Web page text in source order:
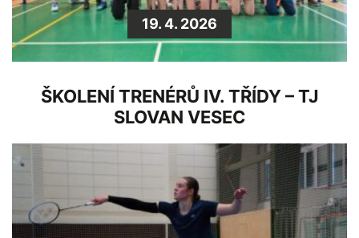
19. 4. 2026
ŠKOLENÍ TRENÉRŮ IV. TŘÍDY – TJ
SLOVAN VESEC